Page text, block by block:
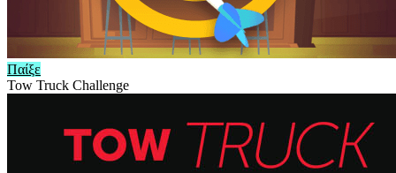
Παίξε
Tow Truck Challenge